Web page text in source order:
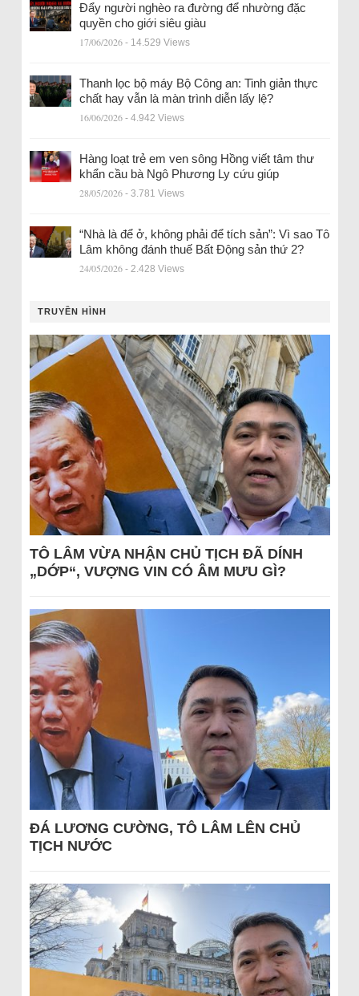
Đẩy người nghèo ra đường để nhường đặc
quyền cho giới siêu giàu
17/06/2026 - 14.529 Views
Thanh lọc bộ máy Bộ Công an: Tinh giản thực
chất hay vẫn là màn trình diễn lấy lệ?
16/06/2026 - 4.942 Views
Hàng loạt trẻ em ven sông Hồng viết tâm thư
khẩn cầu bà Ngô Phương Ly cứu giúp
28/05/2026 - 3.781 Views
“Nhà là để ở, không phải để tích sản”: Vì sao Tô
Lâm không đánh thuế Bất Động sản thứ 2?
24/05/2026 - 2.428 Views
TRUYỀN HÌNH
TÔ LÂM VỪA NHẬN CHỦ TỊCH ĐÃ DÍNH
„DỚP“, VƯỢNG VIN CÓ ÂM MƯU GÌ?
ĐÁ LƯƠNG CƯỜNG, TÔ LÂM LÊN CHỦ
TỊCH NƯỚC